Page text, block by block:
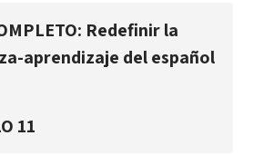
Redefinir la
aprendizaje del español
11